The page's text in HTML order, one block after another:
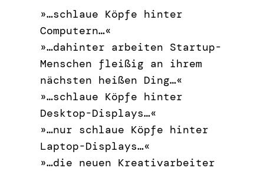
»…schlaue Köpfe hinter
Computern…«
»…dahinter arbeiten Startup-
Menschen fleißig an ihrem
nächsten heißen Ding…«
»…schlaue Köpfe hinter
Desktop-Displays…«
»…nur schlaue Köpfe hinter
Laptop-Displays…«
»…die neuen Kreativarbeiter